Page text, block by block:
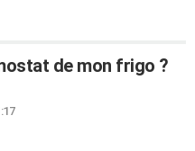
de mon frigo ?